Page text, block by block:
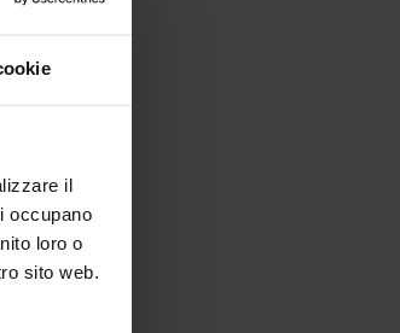
il
occupano
loro o
sito web.